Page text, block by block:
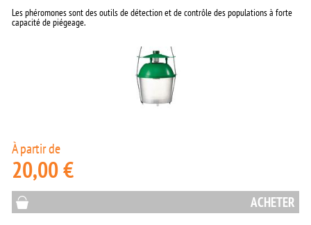
Les phéromones sont des outils de détection et de contrôle des populations à forte
capacité de piégeage.
À partir de
20,00 €
ACHETER